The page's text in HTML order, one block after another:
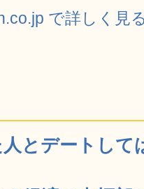
で詳しく見
とデートして